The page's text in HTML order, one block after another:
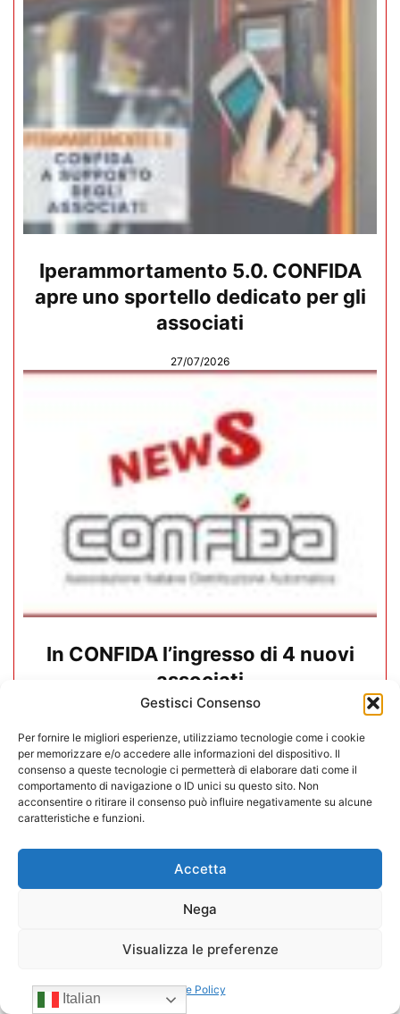
Gestisci Consenso
Per fornire le migliori esperienze, utilizziamo tecnologie come i cookie
per memorizzare e/o accedere alle informazioni del dispositivo. Il
consenso a queste tecnologie ci permetterà di elaborare dati come il
comportamento di navigazione o ID unici su questo sito. Non
acconsentire o ritirare il consenso può influire negativamente su alcune
caratteristiche e funzioni.
Accetta
Nega
Visualizza le preferenze
Cookie Policy
Iperammortamento 5.0. CONFIDA
apre uno sportello dedicato per gli
associati
27/07/2026
In CONFIDA l’ingresso di 4 nuovi
associati
Italian